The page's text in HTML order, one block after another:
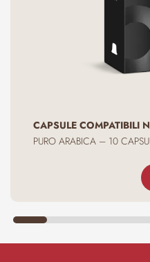
CAPSULE COMPATIBILI
PURO ARABICA – 10